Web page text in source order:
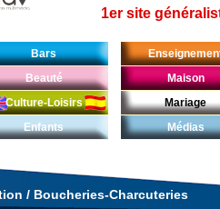
1er site
Bars
Beauté
Culture-Loisirs
Enfants
Maison
Mariage
Médias
/ Boucheries-Charcuteries